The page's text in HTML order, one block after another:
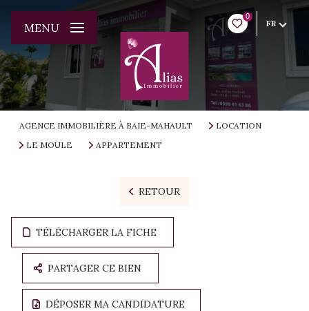
0
FR
MENU
AGENCE IMMOBILIÈRE À BAIE-MAHAULT
LOCATION
LE MOULE
APPARTEMENT
RETOUR
TÉLÉCHARGER LA FICHE
PARTAGER CE BIEN
DÉPOSER MA CANDIDATURE